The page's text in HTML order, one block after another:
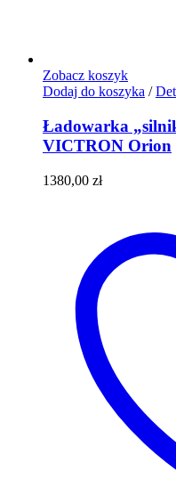
Zobacz koszyk
Dodaj do koszyka /
Ładowarka
VICTRON Orion
1380,00 zł